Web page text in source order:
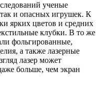
ученые
и опасных игрушек. К
ярких цветов и средних
клубки. В то же
фольгированные,
а также лазерные
лазер может
больше, чем экран